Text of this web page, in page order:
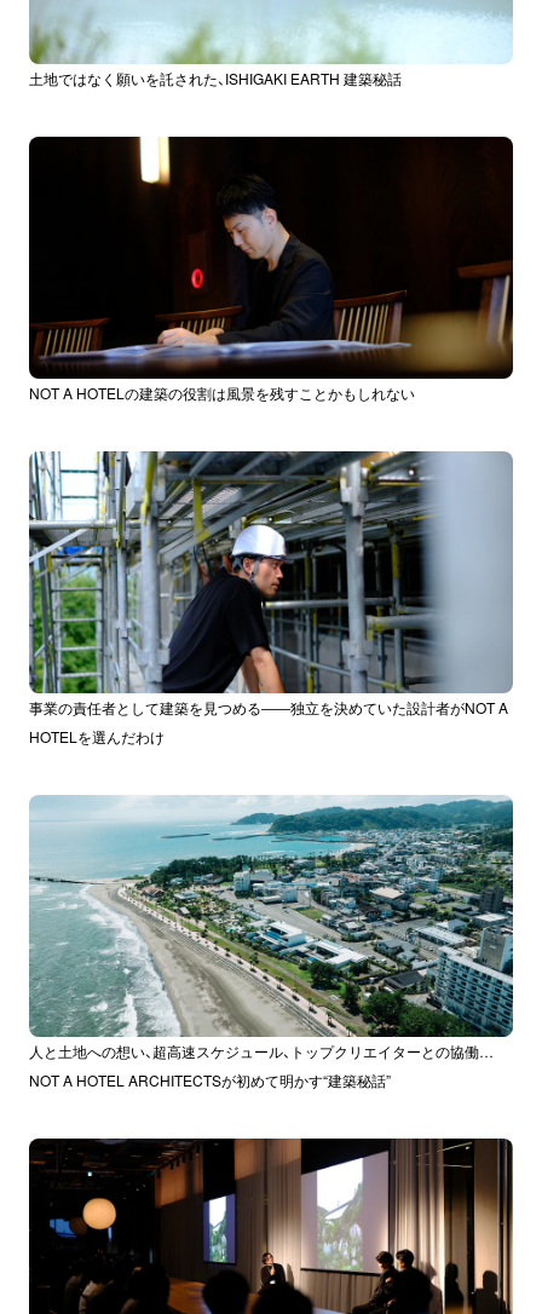
土地ではなく願いを託された、ISHIGAKI EARTH 建築秘話
NOT A HOTELの建築の役割は風景を残すことかもしれない
事業の責任者として建築を見つめる――独立を決めていた設計者がNOT A
HOTELを選んだわけ
人と土地への想い、超高速スケジュール、トップクリエイターとの協働…
NOT A HOTEL ARCHITECTSが初めて明かす“建築秘話”